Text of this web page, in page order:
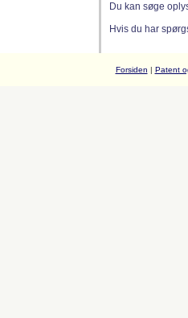
Du kan søge
Hvis du har
Forsiden | Patent